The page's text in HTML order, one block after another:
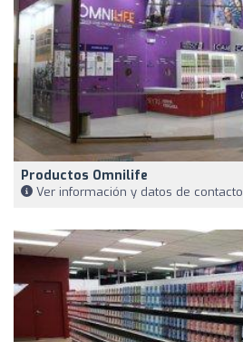
Productos Omnilife
Ver información y datos de contacto